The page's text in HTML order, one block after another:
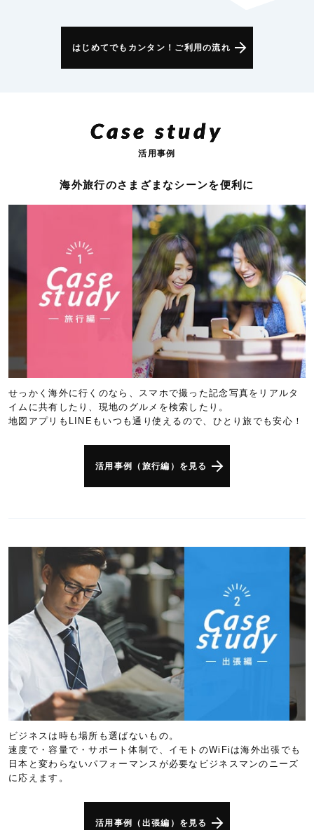
はじめてでもカンタン！ご利用の流れ
Case study
活用事例
海外旅行のさまざまなシーンを便利に
せっかく海外に行くのなら、スマホで撮った記念写真をリアルタ
イムに共有したり、現地のグルメを検索したり。
地図アプリもLINEもいつも通り使えるので、ひとり旅でも安心！
活用事例（旅行編）を見る
ビジネスは時も場所も選ばないもの。
速度で・容量で・サポート体制で、イモトのWiFiは海外出張でも
日本と変わらないパフォーマンスが必要なビジネスマンのニーズ
に応えます。
活用事例（出張編）を見る